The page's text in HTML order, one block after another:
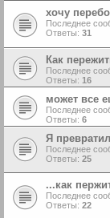
хочу
Последнее
Ответы: 31
Как
Последнее
Ответы: 16
может все
Последнее
Ответы: 6
Я
Последнее
Ответы: 25
...как
Последнее
Ответы: 22